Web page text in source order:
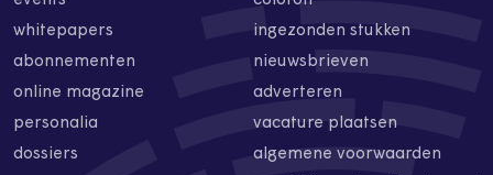
whitepapers
abonnementen
online magazine
personalia
dossiers
ingezonden stukken
nieuwsbrieven
adverteren
vacature plaatsen
algemene voorwaarden